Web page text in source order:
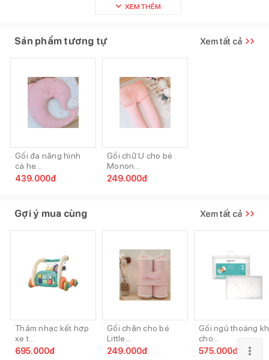
XEM THÊM
Sản phẩm tương tự Xem tất cả
Gối đa năng hình
cá he...
439.000đ
Gối chữ U cho bé
Monon...
249.000đ
Gợi ý mua cùng Xem tất cả
Thảm nhạc kết hợp
xe t...
695.000đ
Gối chặn cho bé
Little...
249.000đ
Gối ngủ thoáng
cho...
575.000đ